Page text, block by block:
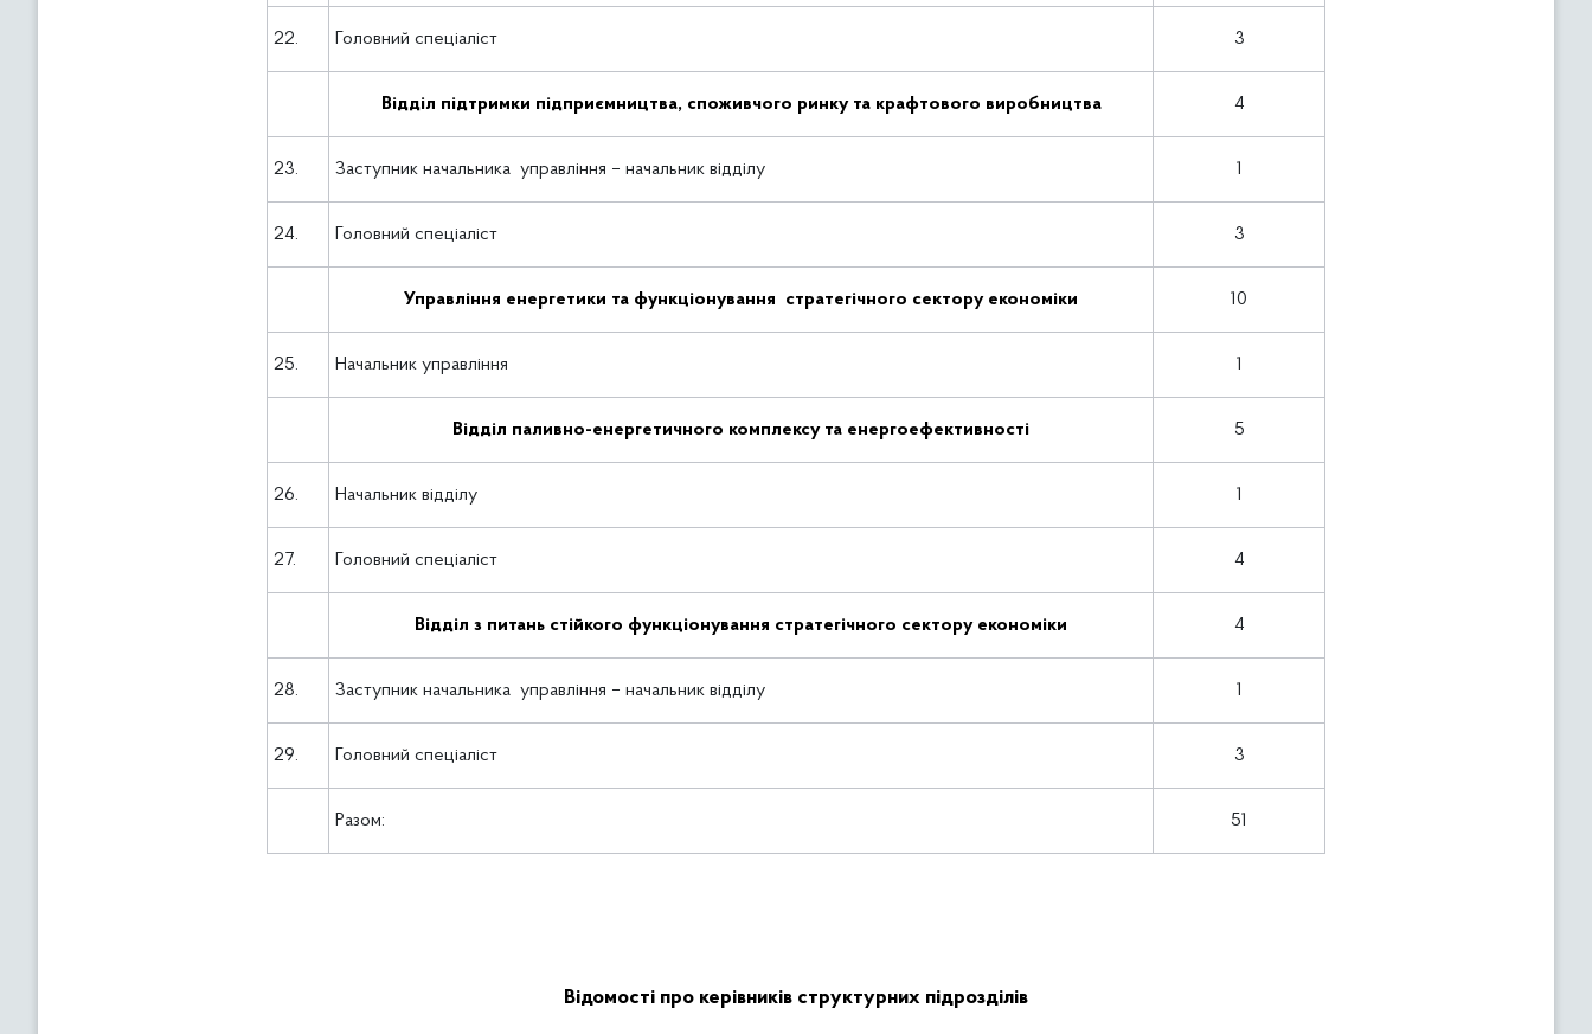
22. Головний спеціаліст 3
Відділ підтримки підприємництва, споживчого ринку та крафтового виробництва 4
23. Заступник начальника управління – начальник відділу 1
24. Головний спеціаліст 3
Управління енергетики та функціонування стратегічного сектору економіки 10
25. Начальник управління 1
Відділ паливно-енергетичного комплексу та енергоефективності 5
26. Начальник відділу 1
27. Головний спеціаліст 4
Відділ з питань стійкого функціонування стратегічного сектору економіки 4
28. Заступник начальника управління – начальник відділу 1
29. Головний спеціаліст 3
Разом: 51
Відомості про керівників структурних підрозділів